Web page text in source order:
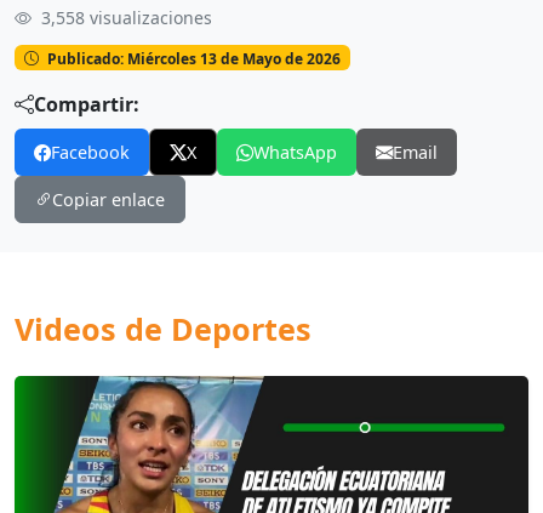
3,558 visualizaciones
Publicado: Miércoles 13 de Mayo de 2026
Compartir:
Facebook X WhatsApp Email
Copiar enlace
Videos de Deportes